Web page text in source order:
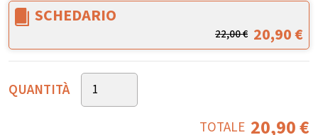
SCHEDARIO
22,00€ 20,90€
QUANTITÀ
TOTALE 20,90€